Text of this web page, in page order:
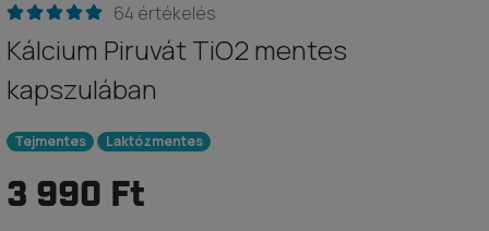
64 értékelés
Kálcium Piruvát TiO2 mentes
kapszulában
Tejmentes Laktózmentes
3 990 Ft